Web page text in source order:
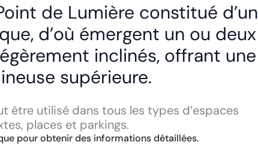
de Lumière constitué d’un
d’où émergent un ou deux
inclinés, offrant une
supérieure.
être utilisé dans tous les types d’espaces
places et parkings.
pour obtenir des informations détaillées.